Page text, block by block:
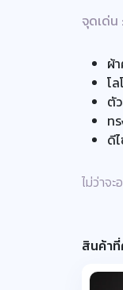
จุดเด่น :
ผ้
โ
ตั
ท
ดี
ไม่ว่าจ
สินค้า